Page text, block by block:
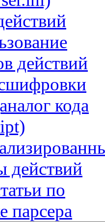
действий
кода
действий
по
парсера